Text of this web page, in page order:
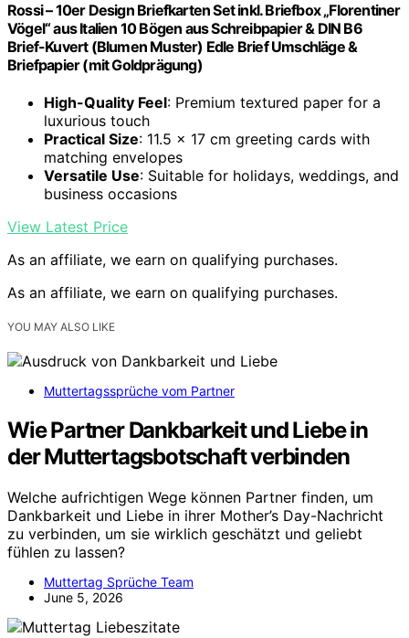
Rossi – 10er Design Briefkarten Set inkl. Briefbox „Florentiner
Vögel“ aus Italien 10 Bögen aus Schreibpapier & DIN B6
Brief-Kuvert (Blumen Muster) Edle Brief Umschläge &
Briefpapier (mit Goldprägung)
High-Quality Feel: Premium textured paper for a
luxurious touch
Practical Size: 11.5 x 17 cm greeting cards with
matching envelopes
Versatile Use: Suitable for holidays, weddings, and
business occasions
View Latest Price
As an affiliate, we earn on qualifying purchases.
As an affiliate, we earn on qualifying purchases.
YOU MAY ALSO LIKE
Muttertagssprüche vom Partner
Wie Partner Dankbarkeit und Liebe in
der Muttertagsbotschaft verbinden
Welche aufrichtigen Wege können Partner finden, um
Dankbarkeit und Liebe in ihrer Mother’s Day-Nachricht
zu verbinden, um sie wirklich geschätzt und geliebt
fühlen zu lassen?
Muttertag Sprüche Team
June 5, 2026